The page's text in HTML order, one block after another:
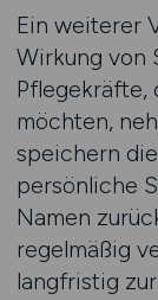
Ein weiterer
Wirkung von
Pflegekräfte,
möchten,
speichern
persönliche
Namen
regelmäßig
langfristig